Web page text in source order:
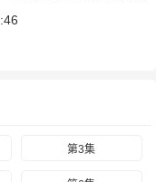
第3集